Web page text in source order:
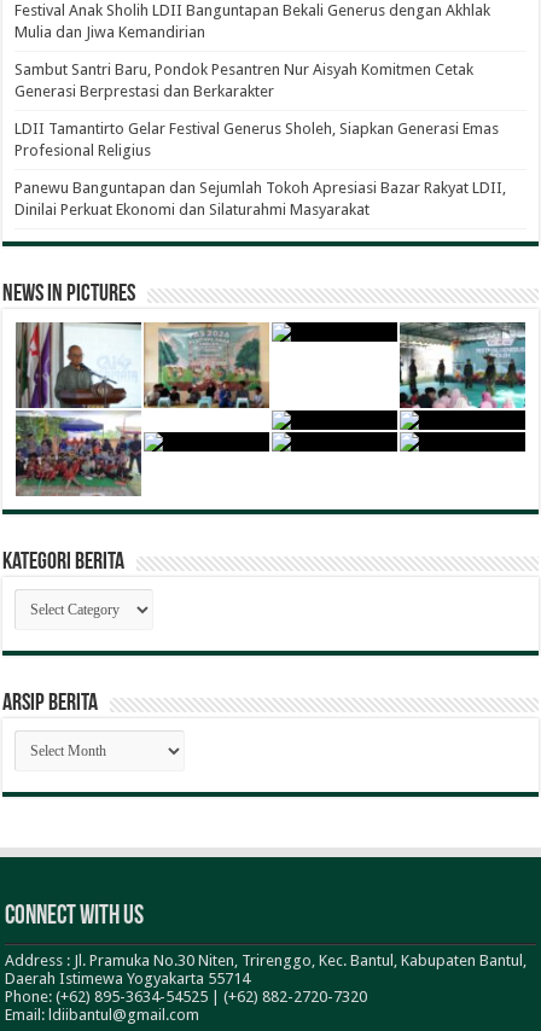
Festival Anak Sholih LDII Banguntapan Bekali Generus dengan Akhlak
Mulia dan Jiwa Kemandirian
Sambut Santri Baru, Pondok Pesantren Nur Aisyah Komitmen Cetak
Generasi Berprestasi dan Berkarakter
LDII Tamantirto Gelar Festival Generus Sholeh, Siapkan Generasi Emas
Profesional Religius
Panewu Banguntapan dan Sejumlah Tokoh Apresiasi Bazar Rakyat LDII,
Dinilai Perkuat Ekonomi dan Silaturahmi Masyarakat
News in Pictures
Kategori Berita
Kategori
Berita
ARSIP BERITA
ARSIP
BERITA
Connect With Us
Address : Jl. Pramuka No.30 Niten, Trirenggo, Kec. Bantul, Kabupaten Bantul,
Daerah Istimewa Yogyakarta 55714
Phone: (+62) 895-3634-54525 | (+62) 882-2720-7320
Email: ldiibantul@gmail.com